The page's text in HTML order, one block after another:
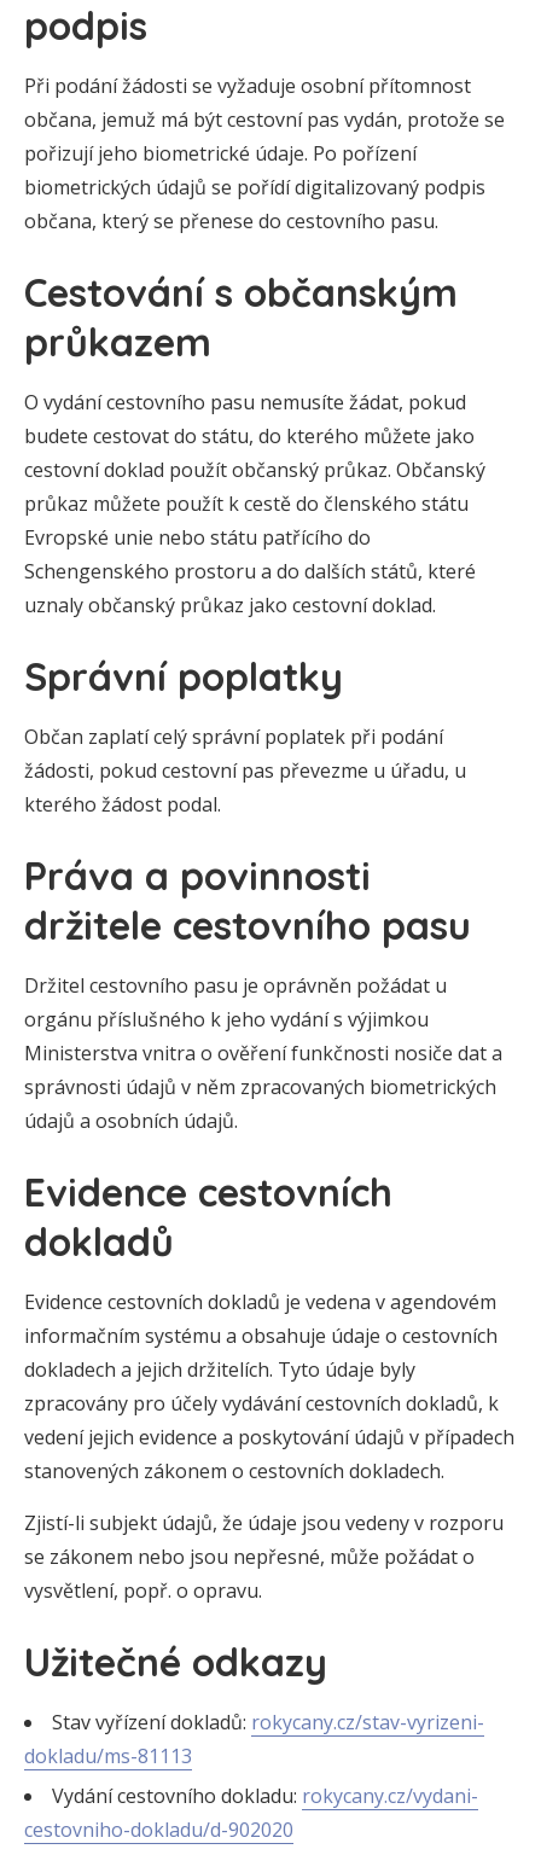
podpis
Při podání žádosti se vyžaduje osobní přítomnost
občana, jemuž má být cestovní pas vydán, protože se
pořizují jeho biometrické údaje. Po pořízení
biometrických údajů se pořídí digitalizovaný podpis
občana, který se přenese do cestovního pasu.
Cestování s občanským
průkazem
O vydání cestovního pasu nemusíte žádat, pokud
budete cestovat do státu, do kterého můžete jako
cestovní doklad použít občanský průkaz. Občanský
průkaz můžete použít k cestě do členského státu
Evropské unie nebo státu patřícího do
Schengenského prostoru a do dalších států, které
uznaly občanský průkaz jako cestovní doklad.
Správní poplatky
Občan zaplatí celý správní poplatek při podání
žádosti, pokud cestovní pas převezme u úřadu, u
kterého žádost podal.
Práva a povinnosti
držitele cestovního pasu
Držitel cestovního pasu je oprávněn požádat u
orgánu příslušného k jeho vydání s výjimkou
Ministerstva vnitra o ověření funkčnosti nosiče dat a
správnosti údajů v něm zpracovaných biometrických
údajů a osobních údajů.
Evidence cestovních
dokladů
Evidence cestovních dokladů je vedena v agendovém
informačním systému a obsahuje údaje o cestovních
dokladech a jejich držitelích. Tyto údaje byly
zpracovány pro účely vydávání cestovních dokladů, k
vedení jejich evidence a poskytování údajů v případech
stanovených zákonem o cestovních dokladech.
Zjistí-li subjekt údajů, že údaje jsou vedeny v rozporu
se zákonem nebo jsou nepřesné, může požádat o
vysvětlení, popř. o opravu.
Užitečné odkazy
Stav vyřízení dokladů: rokycany.cz/stav-vyrizeni-
dokladu/ms-81113
Vydání cestovního dokladu: rokycany.cz/vydani-
cestovniho-dokladu/d-902020